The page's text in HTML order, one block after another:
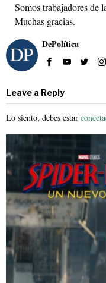
Somos trabajadores de
Muchas gracias.
DePolítica
Leave a Reply
Lo siento, debes estar